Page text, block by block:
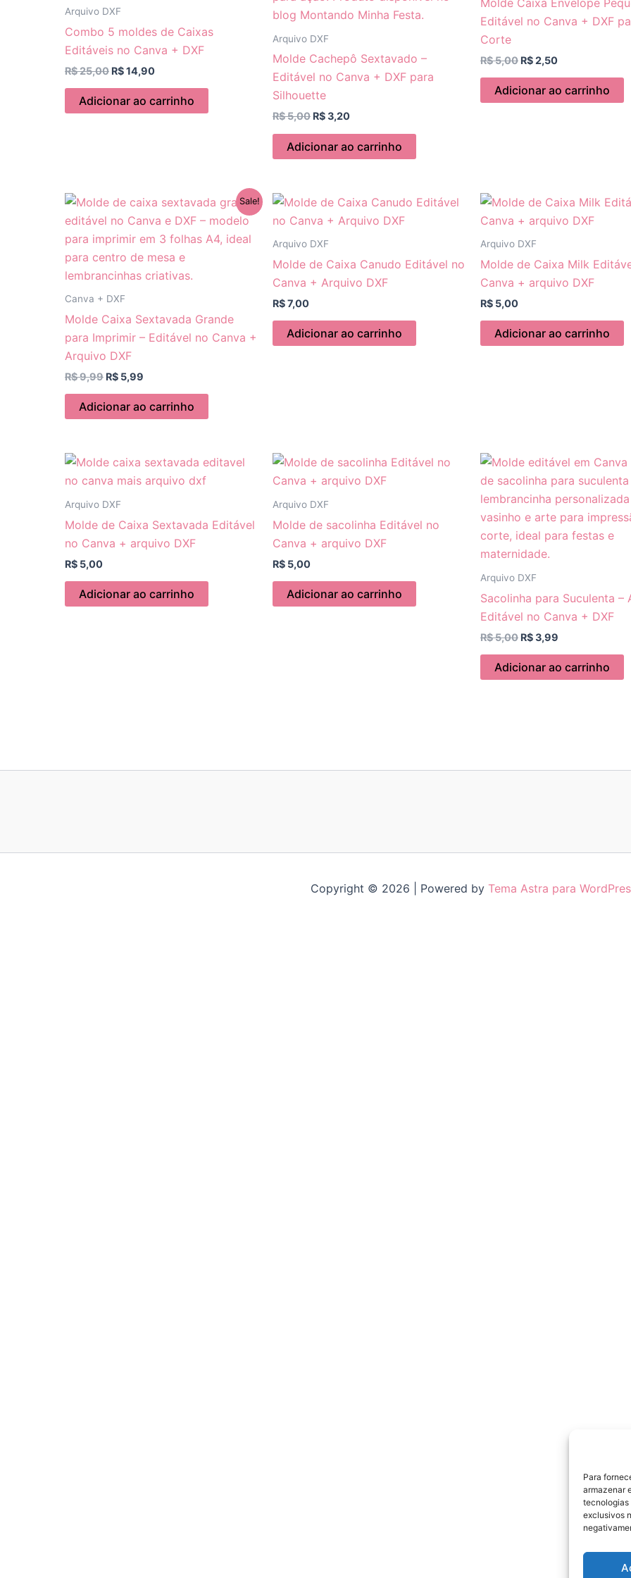
Para
armazenar
tecnologias
exclusivos
Arquivo DXF
Combo 5 moldes de Caixas
Editáveis no Canva + DXF
R$25,00 R$14,90
Adicionar ao carrinho
Arquivo DXF
Molde Cachepô Sextavado –
Editável no Canva + DXF para
Silhouette
R$5,00 R$3,20
Adicionar ao carrinho
Molde Caixa Envelope
Editável no Canva + DXF
Corte
R$5,00 R$2,50
Adicionar ao carrinho
Sale!
Canva + DXF
Molde Caixa Sextavada Grande
para Imprimir – Editável no Canva +
Arquivo DXF
R$9,99
O
original
era:
R$ 9,99.
R$ 5,99
O
atual
é:
Adicionar ao carrinho
Arquivo DXF
Molde de Caixa Canudo Editável no
Canva + Arquivo DXF
R$7,00
Adicionar ao carrinho
Arquivo DXF
Molde de Caixa Milk
Canva + arquivo DXF
R$ 5,00
Adicionar ao carrinho
Arquivo DXF
Molde de Caixa Sextavada Editável
no Canva + arquivo DXF
R$ 5,00
Adicionar ao carrinho
Arquivo DXF
Molde de sacolinha Editável no
Canva + arquivo DXF
R$ 5,00
Adicionar ao carrinho
Arquivo DXF
Sacolinha para Suculenta –
Editável no Canva + DXF
R$5,00
O
original
era:
R$ 5,00.
R$3,99
O
atual
é:
Adicionar ao carrinho
Copyright © 2026 | Powered by Tema Astra para